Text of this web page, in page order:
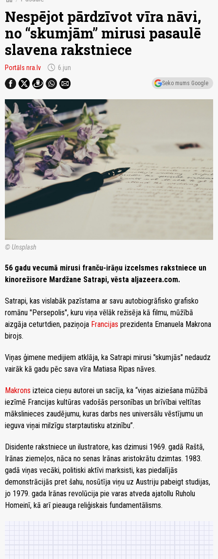
Nespējot pārdzīvot vīra nāvi,
no “skumjām” mirusi pasaulē
slavena rakstniece
Portāls nra.lv schedule 6.jun
Seko mums Google
© Unsplash
56 gadu vecumā mirusi franču-irāņu izcelsmes rakstniece un
kinorežisore Mardžane Satrapi, vēsta aljazeera.com.
Satrapi, kas vislabāk pazīstama ar savu autobiogrāfisko grafisko
romānu "Persepolis", kuru viņa vēlāk režisēja kā filmu, mūžībā
aizgāja ceturtdien, paziņoja Francijas prezidenta Emanuela Makrona
birojs.
Viņas ģimene medijiem atklāja, ka Satrapi mirusi "skumjās" nedaudz
vairāk kā gadu pēc sava vīra Matiasa Ripas nāves.
Makrons izteica cieņu autorei un sacīja, ka “viņas aiziešana mūžībā
iezīmē Francijas kultūras vadošās personības un brīvībai veltītas
mākslinieces zaudējumu, kuras darbs nes universālu vēstījumu un
ieguva viņai milzīgu starptautisku atzinību”.
Disidente rakstniece un ilustratore, kas dzimusi 1969. gadā Raštā,
Irānas ziemeļos, nāca no senas Irānas aristokrātu dzimtas. 1983.
gadā viņas vecāki, politiski aktīvi marksisti, kas piedalījās
demonstrācijās pret šahu, nosūtīja viņu uz Austriju pabeigt studijas,
jo 1979. gada Irānas revolūcija pie varas atveda ajatollu Ruholu
Homeinī, kā arī pieauga reliģiskais fundamentālisms.